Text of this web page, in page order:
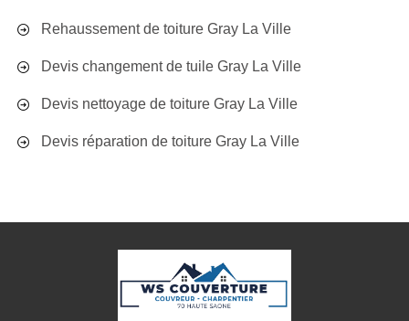
Rehaussement de toiture Gray La Ville
Devis changement de tuile Gray La Ville
Devis nettoyage de toiture Gray La Ville
Devis réparation de toiture Gray La Ville